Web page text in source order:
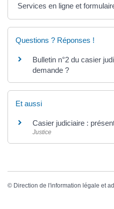
Services en ligne et
Questions ? Réponses !
Bulletin n°2 du casier
demande ?
Et aussi
Casier judiciaire :
Justice
© Direction de l'information légale et